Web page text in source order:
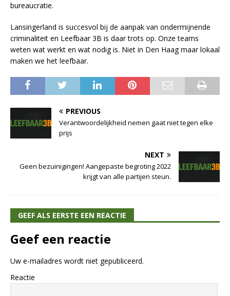
bureaucratie.
Lansingerland is succesvol bij de aanpak van ondermijnende
criminaliteit en Leefbaar 3B is daar trots op. Onze teams
weten wat werkt en wat nodig is. Niet in Den Haag maar lokaal
maken we het leefbaar.
PREVIOUS
Verantwoordelijkheid nemen gaat niet tegen elke
prijs
NEXT
Geen bezuinigingen! Aangepaste begroting 2022
krijgt van alle partijen steun.
GEEF ALS EERSTE EEN REACTIE
Geef een reactie
Uw e-mailadres wordt niet gepubliceerd.
Reactie